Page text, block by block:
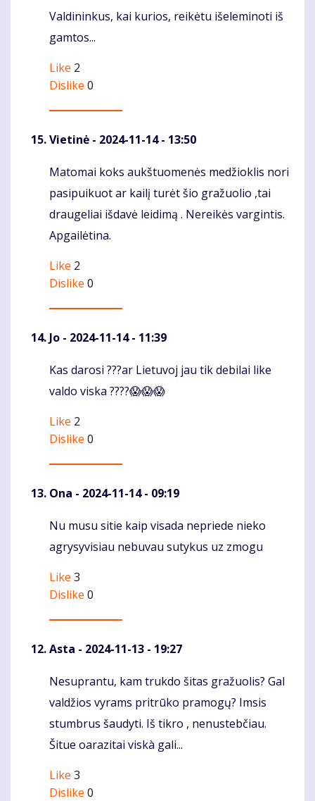
Komentaras
Valdininkus, kai kurios, reikėtu išeleminoti iš
gamtos...
Like 2
Dislike 0
Vietinė - 2024-11-14 - 13:50
Komentaras
Matomai koks aukštuomenės medžioklis nori
pasipuikuot ar kailį turėt šio gražuolio ,tai
draugeliai išdavė leidimą . Nereikės vargintis.
Apgailėtina.
Like 2
Dislike 0
Jo - 2024-11-14 - 11:39
Komentaras
Kas darosi ???ar Lietuvoj jau tik debilai like
valdo viska ????😱😱😱
Like 2
Dislike 0
Ona - 2024-11-14 - 09:19
Komentaras
Nu musu sitie kaip visada nepriede nieko
agrysyvisiau nebuvau sutykus uz zmogu
Like 3
Dislike 0
Asta - 2024-11-13 - 19:27
Komentaras
Nesuprantu, kam trukdo šitas gražuolis? Gal
valdžios vyrams pritrūko pramogų? Imsis
stumbrus šaudyti. Iš tikro , nenustebčiau.
Šitue oarazitai viskà gali...
Like 3
Dislike 0